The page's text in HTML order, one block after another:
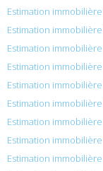
Estimation
Estimation
Estimation
Estimation
Estimation
Estimation
Estimation
Estimation
Estimation